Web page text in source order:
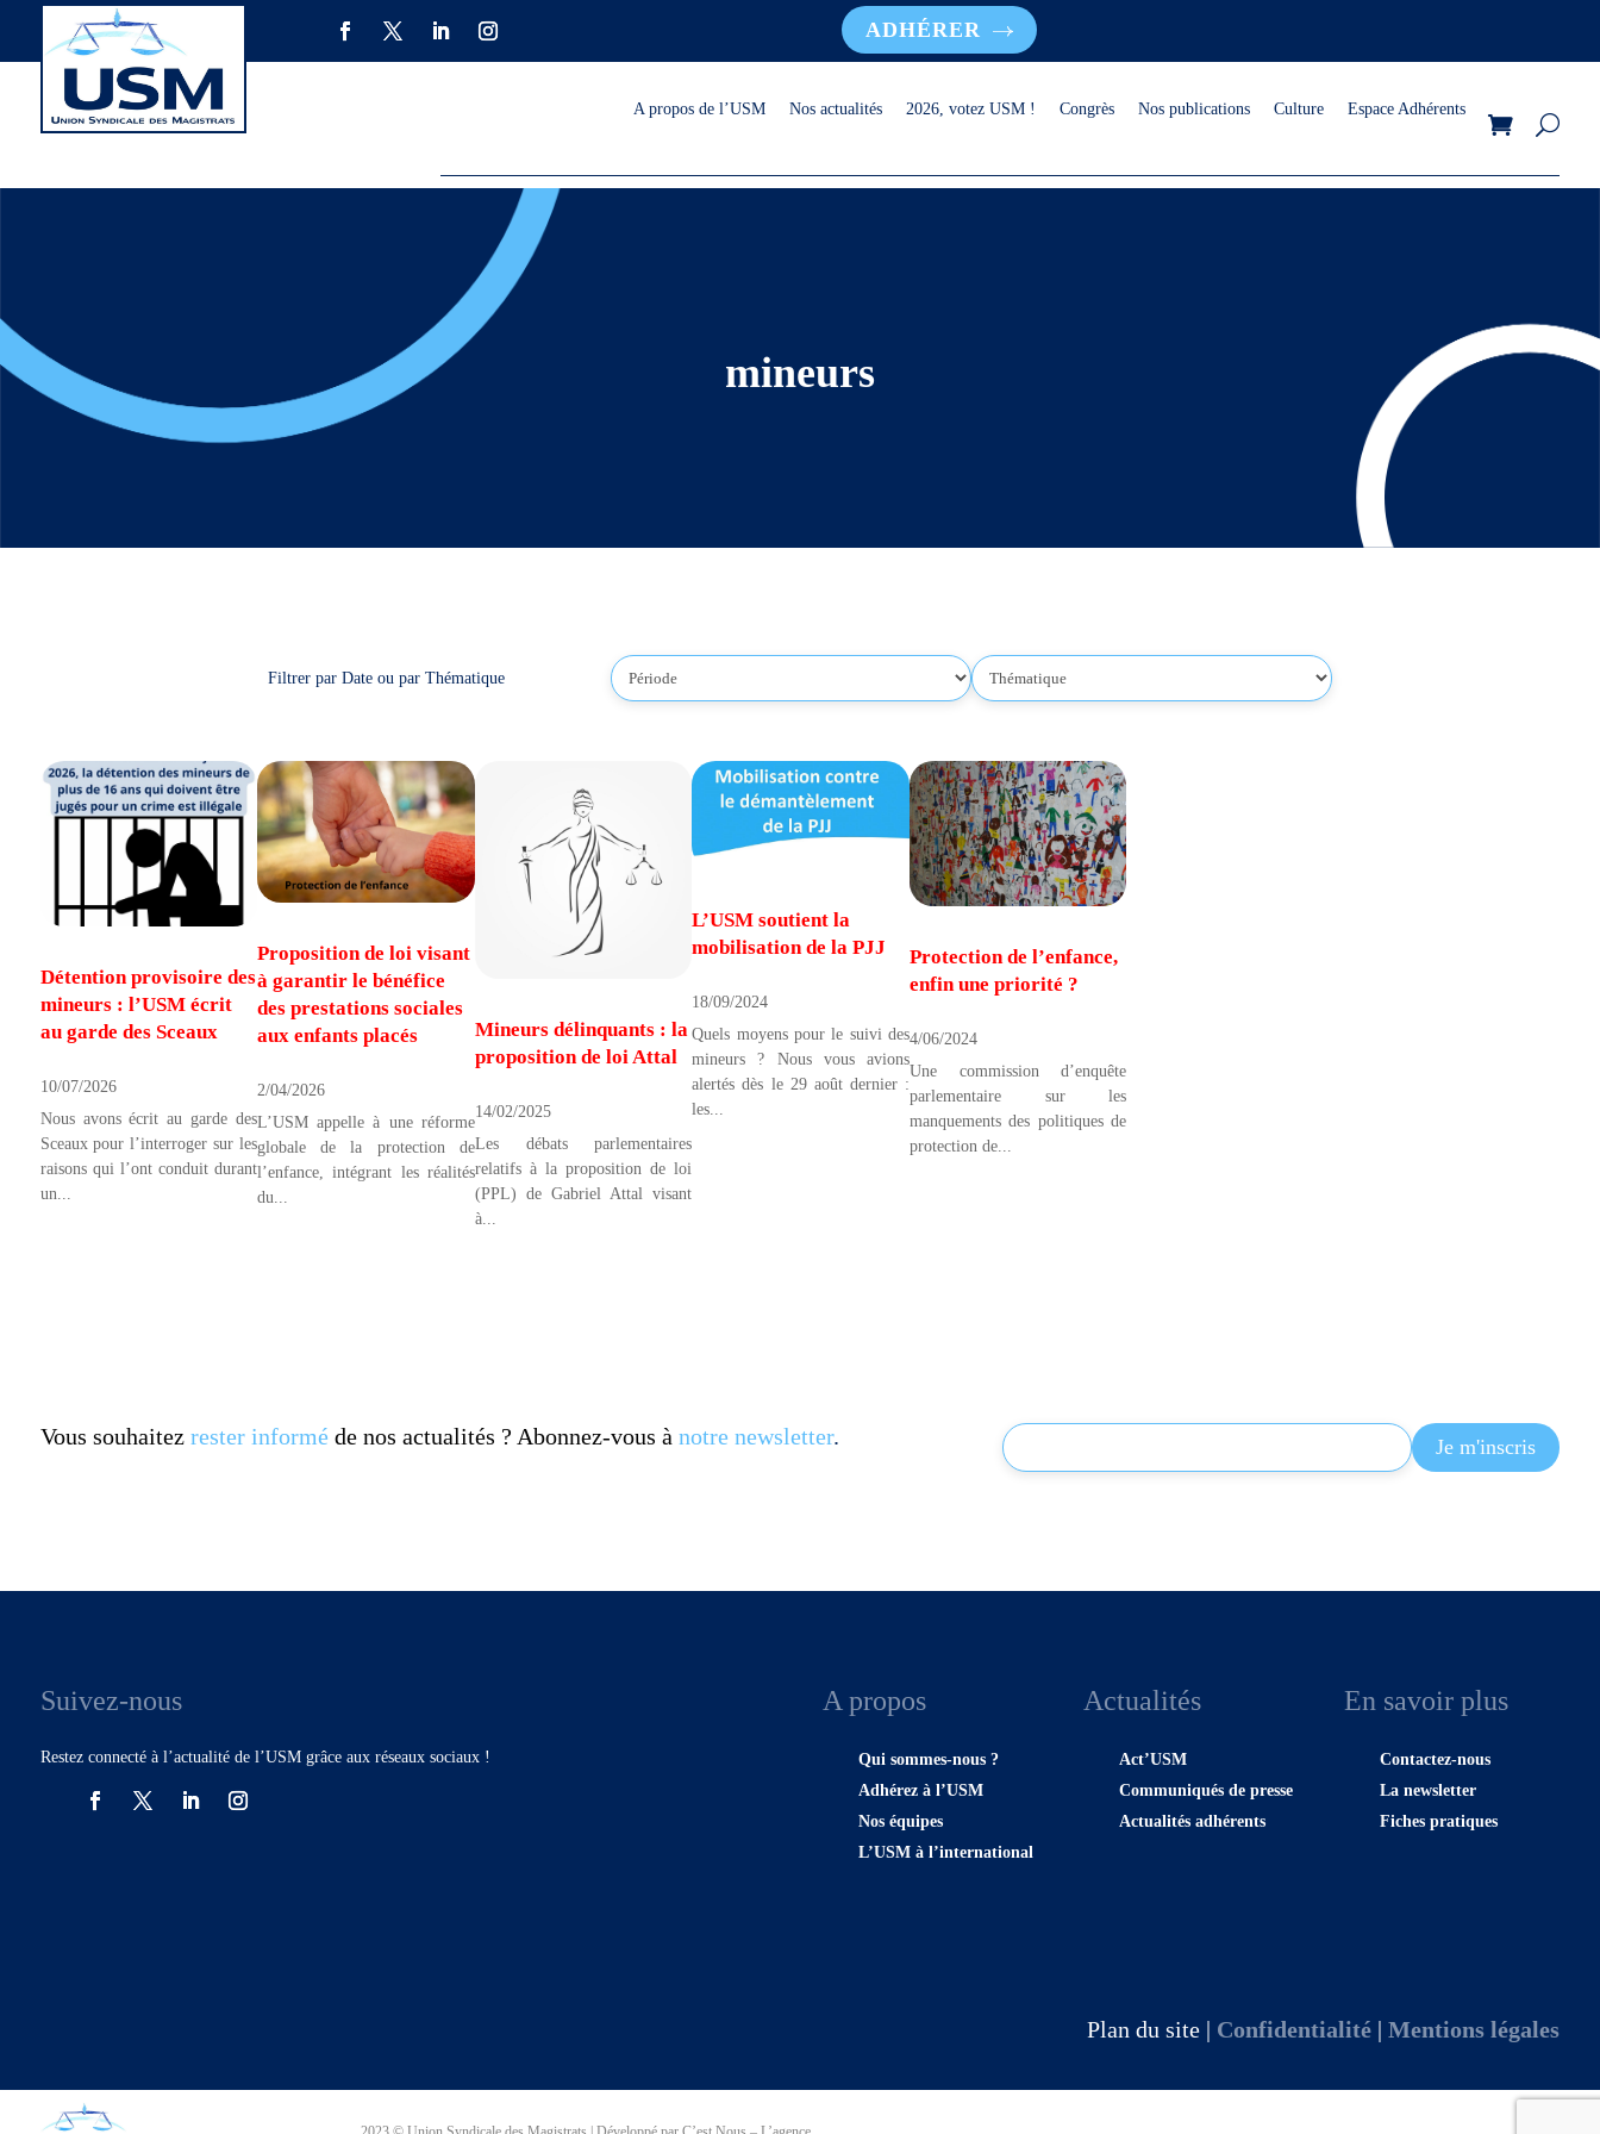
ADHÉRER
A propos de l’USM Nos actualités 2026, votez USM ! Congrès Nos publications Culture Espace Adhérents
mineurs
Filtrer par Date ou par Thématique
Détention provisoire des
mineurs : l’USM écrit
au garde des Sceaux
10/07/2026
Nous avons écrit au garde des
Sceaux pour l’interroger sur les
raisons qui l’ont conduit durant
un...
Proposition de loi visant
à garantir le bénéfice
des prestations sociales
aux enfants placés
2/04/2026
L’USM appelle à une réforme
globale de la protection de
l’enfance, intégrant les réalités
du...
Mineurs délinquants : la
proposition de loi Attal
14/02/2025
Les débats parlementaires
relatifs à la proposition de loi
(PPL) de Gabriel Attal visant
à...
L’USM soutient la
mobilisation de la PJJ
18/09/2024
Quels moyens pour le suivi des
mineurs ? Nous vous avions
alertés dès le 29 août dernier :
les...
Protection de l’enfance,
enfin une priorité ?
4/06/2024
Une commission d’enquête
parlementaire sur les
manquements des politiques de
protection de...
Vous souhaitez rester informéde nos actualités ? Abonnez-vous à notre newsletter.
Suivez-nous
Restez connecté à l’actualité de l’USM grâce aux réseaux sociaux !
A propos
Qui sommes-nous ?
Adhérez à l’USM
Nos équipes
L’USM à l’international
Actualités
Act’USM
Communiqués de presse
Actualités adhérents
En savoir plus
Contactez-nous
La newsletter
Fiches pratiques
Plan du site | Confidentialité |Mentions légales